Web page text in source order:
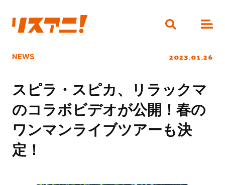
NEWS 2023.01.26
スピラ・スピカ、リラックマ
のコラボビデオが公開！春の
ワンマンライブツアーも決
定！